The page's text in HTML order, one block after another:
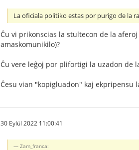
La oficiala politiko estas por purigo de la
Ĉu vi prikonscias la stultecon de la
amaskomunikilo)?
Ĉu vere leĝoj por plifortigi la uzadon de
Ĉesu vian "kopigluadon" kaj ekpripensu
30 Eylül 2022 11:00:41
Zam_franca: